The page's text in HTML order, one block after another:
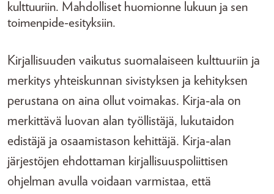
kulttuuriin. Mahdolliset huomionne lukuun ja sen
toimenpide-esityksiin.
Kirjallisuuden vaikutus suomalaiseen kulttuuriin ja
merkitys yhteiskunnan sivistyksen ja kehityksen
perustana on aina ollut voimakas. Kirja-ala on
merkittävä luovan alan työllistäjä, lukutaidon
edistäjä ja osaamistason kehittäjä. Kirja-alan
järjestöjen ehdottaman kirjallisuuspoliittisen
ohjelman avulla voidaan varmistaa, että